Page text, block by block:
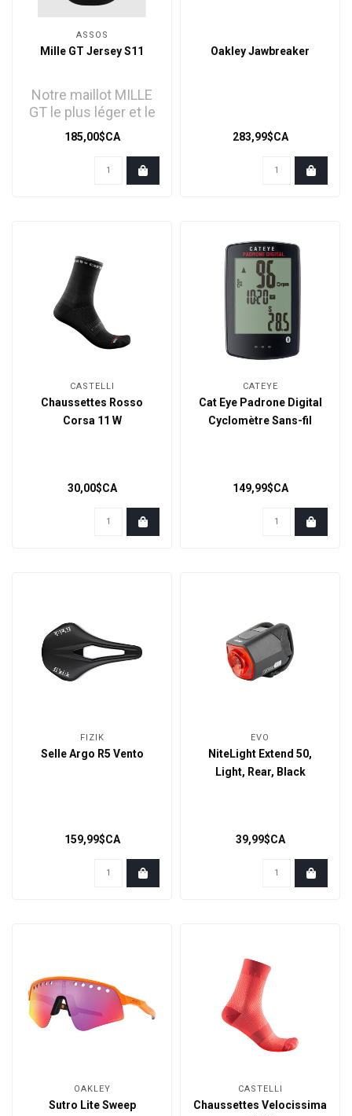
ASSOS
Mille GT Jersey S11
Notre maillot MILLE
GT le plus léger et le
plus respirant est
conçu pour les l..
185,00$CA
Oakley Jawbreaker
283,99$CA
CASTELLI
Chaussettes Rosso
Corsa 11 W
30,00$CA
CATEYE
Cat Eye Padrone Digital
Cyclomètre Sans-fil
149,99$CA
FIZIK
Selle Argo R5 Vento
159,99$CA
EVO
NiteLight Extend 50,
Light, Rear, Black
39,99$CA
OAKLEY
Sutro Lite Sweep
CASTELLI
Chaussettes Velocissima